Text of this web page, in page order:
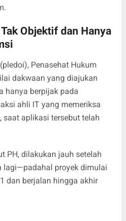
Objektif dan Hanya
Penasehat Hukum
dakwaan yang diajukan
hanya berpijak pada
ahli IT yang memeriksa
aplikasi tersebut telah
PH, dilakukan jauh setelah
lagi—padahal proyek dimulai
dan berjalan hingga akhir